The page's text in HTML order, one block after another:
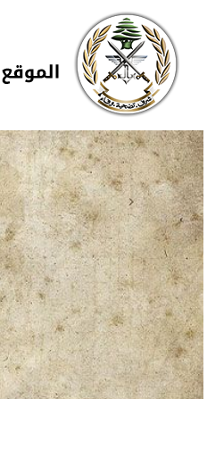
تجاوز إلى المحتوى الرئيسي
Skip to navigation